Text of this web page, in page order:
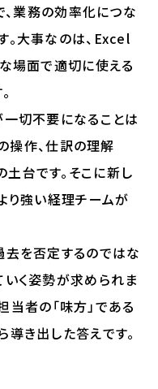
業務の効率化につな
。大事なのは、Excel
場面で適切に使える
一切不要になることは
操作、仕訳の理解
台です。そこに新し
り強い経理チームが
去を否定するのではな
いく姿勢が求められま
当者の「味方」である
き出した答えです。